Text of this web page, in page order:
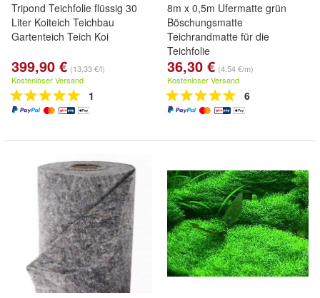
Tripond Teichfolie flüssig 30
Liter Koiteich Teichbau
Gartenteich Teich Koi
399,90 € (13,33 €/l)
Kostenloser Versand
1
8m x 0,5m Ufermatte grün
Böschungsmatte
Teichrandmatte für die
Teichfolie
36,30 € (4,54 €/m)
Kostenloser Versand
6